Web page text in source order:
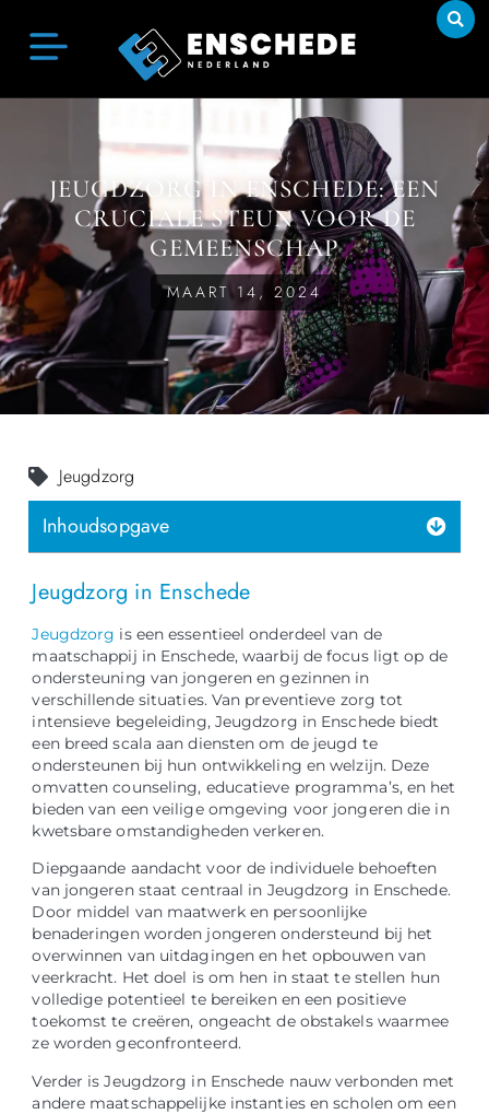
JEUGDZORG IN ENSCHEDE: EEN
CRUCIALE STEUN VOOR DE
GEMEENSCHAP
MAART 14, 2024
Jeugdzorg in Enschede
Jeugdzorg is een essentieel onderdeel van de
maatschappij in Enschede, waarbij de focus ligt op de
ondersteuning van jongeren en gezinnen in
verschillende situaties. Van preventieve zorg tot
intensieve begeleiding, Jeugdzorg in Enschede biedt
een breed scala aan diensten om de jeugd te
ondersteunen bij hun ontwikkeling en welzijn. Deze
omvatten counseling, educatieve programma’s, en het
bieden van een veilige omgeving voor jongeren die in
kwetsbare omstandigheden verkeren.
Diepgaande aandacht voor de individuele behoeften
van jongeren staat centraal in Jeugdzorg in Enschede.
Door middel van maatwerk en persoonlijke
benaderingen worden jongeren ondersteund bij het
overwinnen van uitdagingen en het opbouwen van
veerkracht. Het doel is om hen in staat te stellen hun
volledige potentieel te bereiken en een positieve
toekomst te creëren, ongeacht de obstakels waarmee
ze worden geconfronteerd.
Verder is Jeugdzorg in Enschede nauw verbonden met
andere maatschappelijke instanties en scholen om een
Jeugdzorg
Inhoudsopgave